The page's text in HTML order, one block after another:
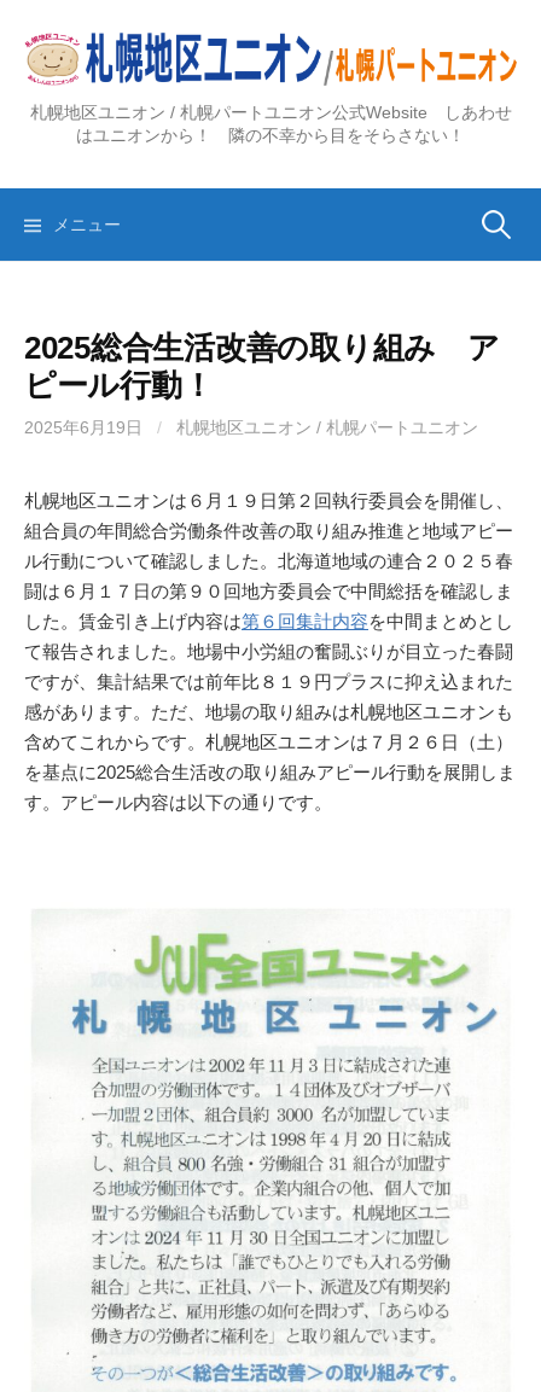
ス
札幌地区ユニオン / 札幌パートユニオン公式Website しあわせ
はユニオンから！ 隣の不幸から目をそらさない！
メニュー 検
2025総合生活改善の取り組み ア
ピール行動！
2025年6月19日 / 札幌地区ユニオン / 札幌パートユニオン
札幌地区ユニオンは６月１９日第２回執行委員会を開催し、
組合員の年間総合労働条件改善の取り組み推進と地域アピー
ル行動について確認しました。北海道地域の連合２０２５春
闘は６月１７日の第９０回地方委員会で中間総括を確認しま
した。賃金引き上げ内容は第６回集計内容を中間まとめとし
て報告されました。地場中小労組の奮闘ぶりが目立った春闘
ですが、集計結果では前年比８１９円プラスに抑え込まれた
感があります。ただ、地場の取り組みは札幌地区ユニオンも
含めてこれからです。札幌地区ユニオンは７月２６日（土）
を基点に2025総合生活改の取り組みアピール行動を展開しま
す。アピール内容は以下の通りです。